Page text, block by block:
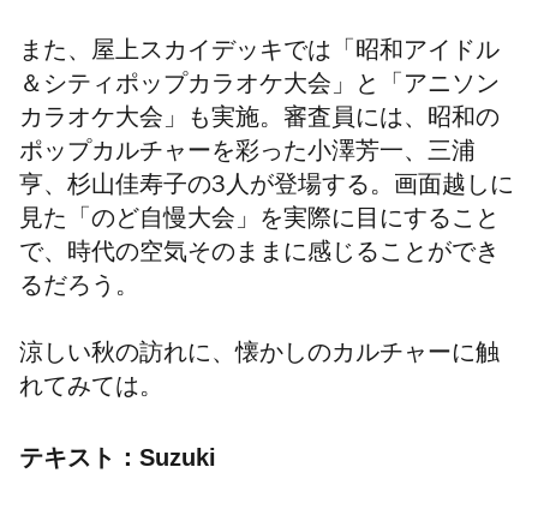
また、屋上スカイデッキでは「昭和アイドル
＆シティポップカラオケ大会」と「アニソン
カラオケ大会」も実施。審査員には、昭和の
ポップカルチャーを彩った小澤芳一、三浦
亨、杉山佳寿子の3人が登場する。画面越しに
見た「のど自慢大会」を実際に目にすること
で、時代の空気そのままに感じることができ
るだろう。
涼しい秋の訪れに、懐かしのカルチャーに触
れてみては。
テキスト： Suzuki